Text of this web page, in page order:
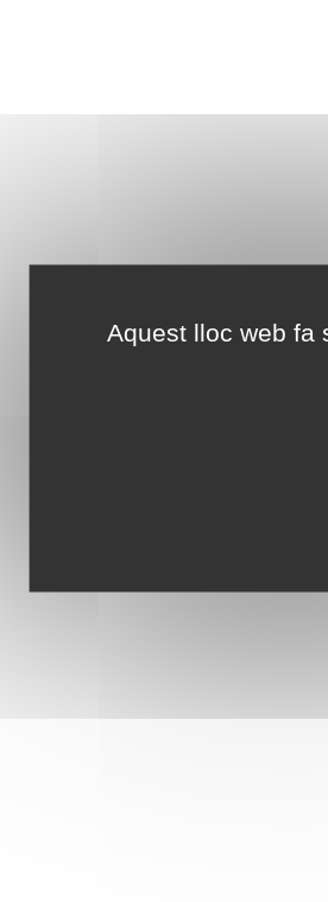
Aquest lloc web fa